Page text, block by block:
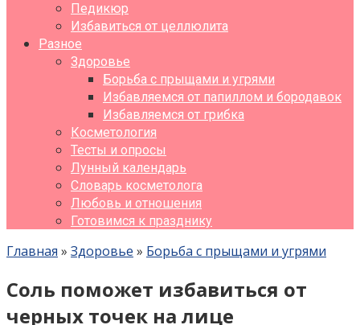
Педикюр
Избавиться от целлюлита
Разное
Здоровье
Борьба с прыщами и угрями
Избавляемся от папиллом и бородавок
Избавляемся от грибка
Косметология
Тесты и опросы
Лунный календарь
Словарь косметолога
Любовь и отношения
Готовимся к празднику
Главная » Здоровье » Борьба с прыщами и угрями
Соль поможет избавиться от
черных точек на лице